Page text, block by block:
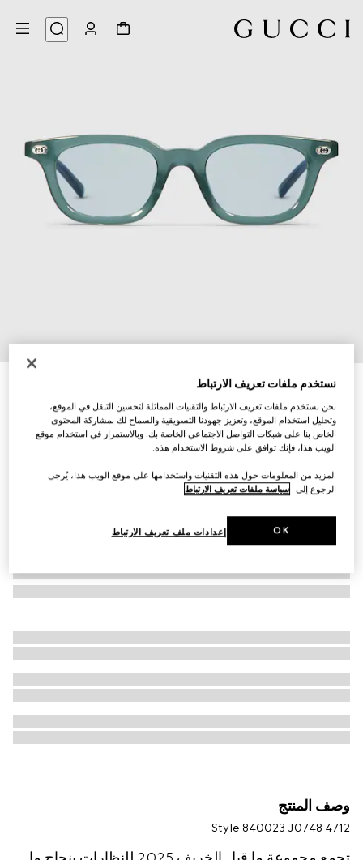
نظارات شمسية بإطار بيضوي
SAR 1,550
تنويعاتأزرق أوبال
وصف المنتج
Style ‎840023 J0748 4712
نستخدم ملفات تعريف الارتباط
نحن نستخدم ملفات تعريف الارتباط والتقنيات المماثلة لتحسين التنقل في الموقع،
وتحليل استخدام الموقع، وتعزيز جهودنا التسويقية والسماح لك بمشاركة المحتوى
الخاص بنا على شبكات التواصل الاجتماعي الخاصة بك. وبالاستمرار في استخدام موقع
الويب هذا، فإنك توافق على شروط الاستخدام هذه.
.لمزيد من المعلومات حول هذه التقنيات واستخدامها على موقع الويب هذا، يُرجى
الرجوع إلى سياسة ملفات تعريف الارتباط
إعدادات ملف تعريف الارتباط OK